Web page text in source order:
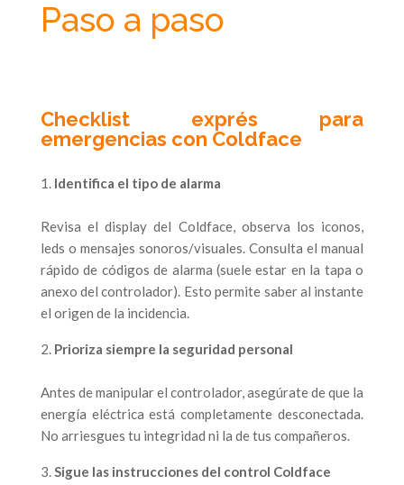
Paso a paso
Checklist exprés para
emergencias con Coldface
Identifica el tipo de alarma
Revisa el display del Coldface, observa los iconos,
leds o mensajes sonoros/visuales. Consulta el manual
rápido de códigos de alarma (suele estar en la tapa o
anexo del controlador). Esto permite saber al instante
el origen de la incidencia.
Prioriza siempre la seguridad personal
Antes de manipular el controlador, asegúrate de que la
energía eléctrica está completamente desconectada.
No arriesgues tu integridad ni la de tus compañeros.
Sigue las instrucciones del control Coldface